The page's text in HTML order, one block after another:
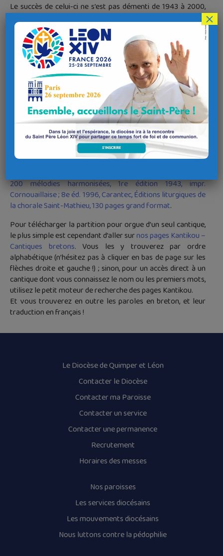
Le succès de celui-ci ne s’est pas démenti de 1943 à 2000,
réimpression (la dernière par l’abbé Roger Abjean et les
Éditions liturgiques de la chorale Saint-Mathieu). Il est
malheureusement aujourd’hui introuvable, c’est pourquoi
nous vous le proposons en téléchargement (18,7 Mo) pour
votre usage personnel de musicien d’Église (mais sans
pouvoir le diffuser et encore moins le commercialiser – les
droits appartiennent au diocèse de Quimper et Léon).
Commission Feiz ha sevenadur
du diocèse de Quimper et de Léon
Cantiques bretons du diocèse de Quimper et de Léon.
200 mélodies harmonisées, 1re édition 1943, impr.
Cornouaillaise ; 8e éd. 1996, Carantec, Éditions liturgiques de
la chorale Saint-Mathieu, 130 pages grand format.
Pour télécharger la partition pour orgue d’un seul cantique,
le plus simple est cependant d’aller surnos pages Kantikou –
Cantiques bretons. Vous les y trouverez par ordre
alphabétique (n’hésitez pas à cliquer en bas de page sur les
flèches droite et gauche !) ; sinon, pour un accès direct à un
cantique dont vous connaissez le nom ou les premiers mots,
utilisez le petit moteur de recherche des pages Kantikou.
Et vous trouverez en outre les paroles en breton, et leur
traduction en français !
Le Diocèse de Quimper et Léon
Contacter le Diocèse
Contacter ma Paroisse
Contacter un service
Contacter une permanence
Recrutement
Horaires des messes
Nos paroisses
Les services diocésains
Les mouvements diocésains
Nous luttons contre la pédophilie
×